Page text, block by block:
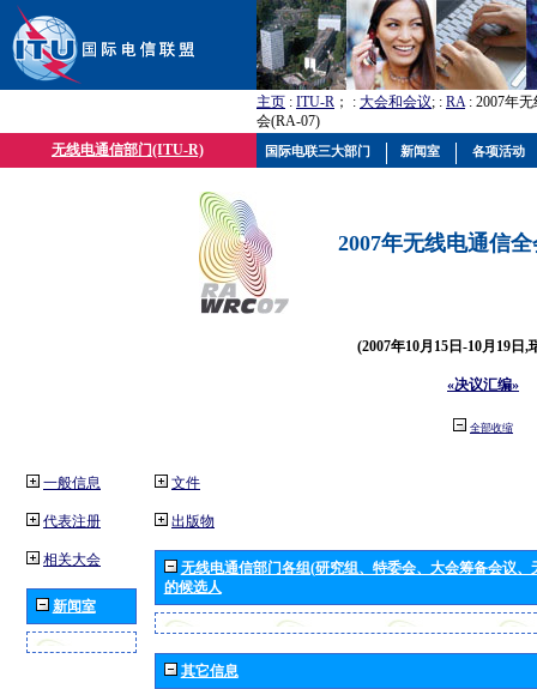
主页 : ITU-R ； : 大会和会议; : RA: 2007年
会(RA-07)
无线电通信部门(ITU-R)
2007年无线电通信
(2007年10月15日-10月19日,
«决议汇编»
全部收缩
一般信息
代表注册
相关大会
新闻室
文件
出版物
无线电通信部门各组(研究组、特委会、大会筹备会议
的候选人
其它信息
国际电联三大部门 新闻室 各项活动